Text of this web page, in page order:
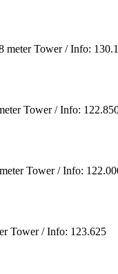
Tower / Info:
Tower / Info:
Tower / Info:
Tower / Info: 123.625